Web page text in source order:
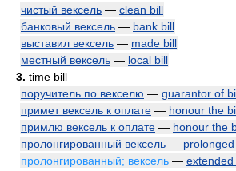
чистый вексель — clean bill
банковый вексель — bank bill
выставил вексель — made bill
местный вексель — local bill
3. time bill
поручитель по векселю — guarantor of
примет вексель к оплате — honour the
примлю вексель к оплате — honour the
пролонгированный вексель —
пролонгированный; вексель — extended